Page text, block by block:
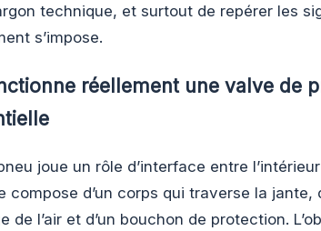
technique, et surtout de repérer les
s’impose.
réellement une valve de
joue un rôle d’interface entre
compose d’un corps qui traverse la jante,
de l’air et d’un bouchon de protection.